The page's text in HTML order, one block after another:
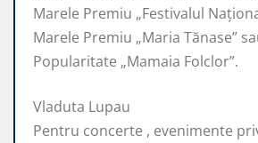
Marele Premiu „Festivalul
Marele Premiu „Maria Tănase”
Popularitate „Mamaia Folclor”.
Vladuta Lupau
Pentru concerte , evenimente